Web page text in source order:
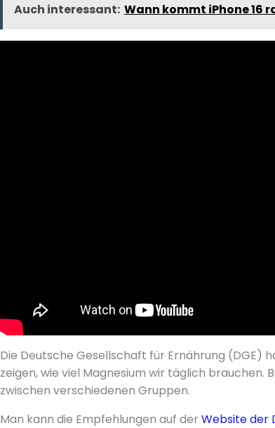
Auch interessant: Wann kommt iPhone 16
Die Deutsche Gesellschaft für Ernährung (DGE)
zeigen, wie viel Magnesium wir täglich brauchen.
zwischen verschiedenen Gruppen.
Man kann die Empfehlungen auf der Website der